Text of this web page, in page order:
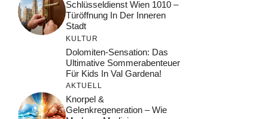
Schlüsseldienst Wien 1010 –
Türöffnung In Der Inneren
Stadt
KULTUR
Dolomiten-Sensation: Das
Ultimative Sommerabenteuer
Für Kids In Val Gardena!
AKTUELL
Knorpel &
Gelenkregeneration – Wie